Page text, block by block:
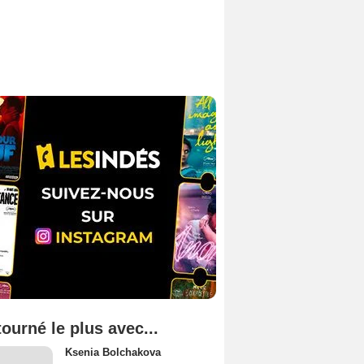
le plus avec...
Ksenia Bolchakova